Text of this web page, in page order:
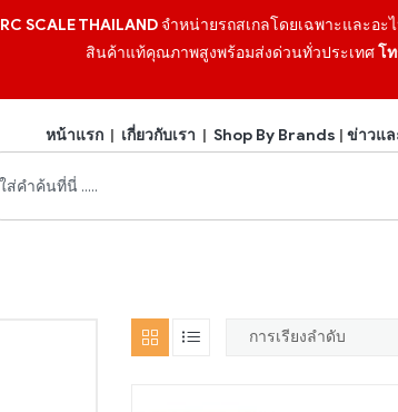
RC SCALE THAILANDจำหน่ายรถสเกลโดยเฉพาะและอะ
สินค้าแท้คุณภาพสูงพร้อมส่งด่วนทั่วประเทศโ
หน้าแรก| เกี่ยวกับเรา | Shop By Brands | ข่าวแล